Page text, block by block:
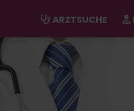
ARZTSUCHE